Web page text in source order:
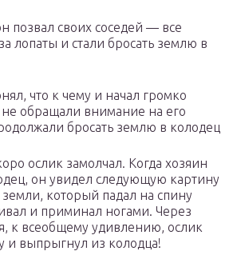
позвал своих соседей — все
лопаты и стали бросать землю в
что к чему и начал громко
обращали внимание на его
бросать землю в колодец
ослик замолчал. Когда хозяин
он увидел следующую картину
который падал на спину
и приминал ногами. Через
к всеобщему удивлению, ослик
и выпрыгнул из колодца!